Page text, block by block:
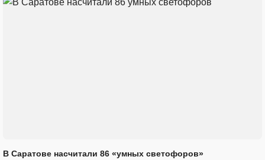
В Саратове насчитали 86 «умных светофоров»